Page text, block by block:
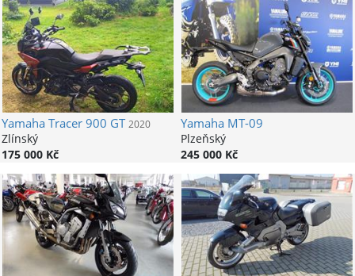
YamahaTracer 900 GT 2020
Zlínský
175 000 Kč
YamahaMT-09
Plzeňský
245 000 Kč